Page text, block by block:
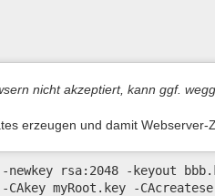
nicht akzeptiert, kann ggf.
erzeugen und damit Webserver-
rsa:2048 -keyout
myRoot.key -